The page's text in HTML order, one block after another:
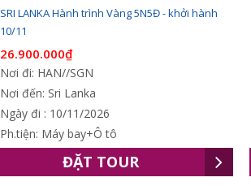
SRI LANKA Hành trình Vàng 5N5Đ - khởi hành
10/11
26.900.000₫
Nơi đi: HAN//SGN
Nơi đến: Sri Lanka
Ngày đi : 10/11/2026
Ph.tiện: Máy bay+Ô tô
ĐẶT TOUR